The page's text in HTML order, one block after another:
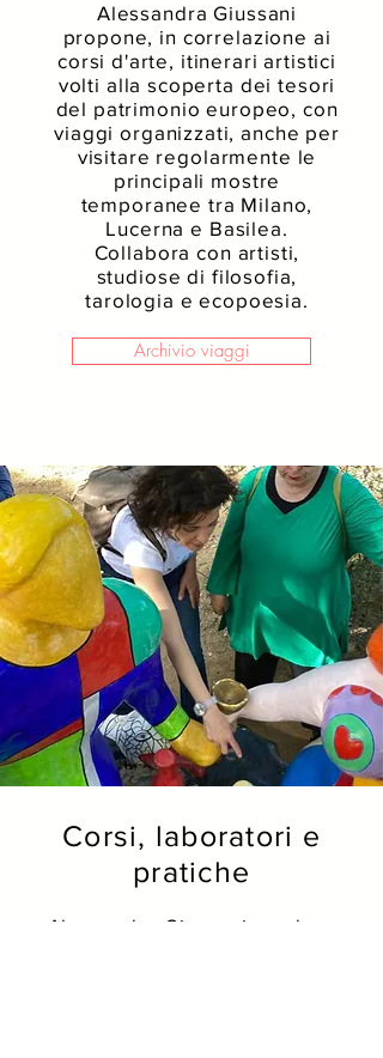
Alessandra Giussani
propone, in correlazione ai
corsi d'arte, itinerari artistici
volti alla scoperta dei tesori
del patrimonio europeo, con
viaggi organizzati, anche per
visitare regolarmente le
principali mostre
temporanee tra Milano,
Lucerna e Basilea.
Collabora con artisti,
studiose di filosofia,
tarologia e ecopoesia.
Archivio viaggi
Corsi, laboratori e
pratiche
Alessandra Giussani conduce